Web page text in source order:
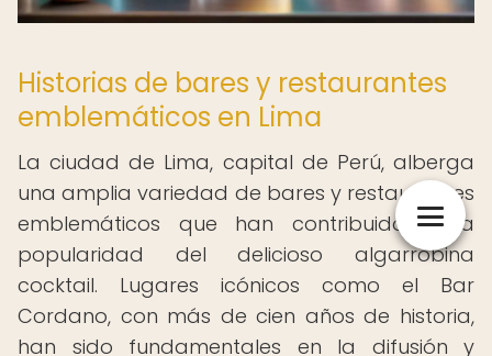
Historias de bares y restaurantes
emblemáticos en Lima
La ciudad de Lima, capital de Perú, alberga
una amplia variedad de bares y restaurantes
emblemáticos que han contribuido a la
popularidad del delicioso algarrobina
cocktail. Lugares icónicos como el Bar
Cordano, con más de cien años de historia,
han sido fundamentales en la difusión y